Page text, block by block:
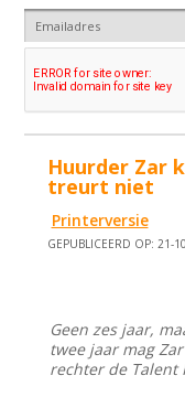
Huurder Zar
treurt niet
Printerversie
GEPUBLICEERD OP: 21-
Geen zes jaar,
twee jaar mag
rechter de Talent